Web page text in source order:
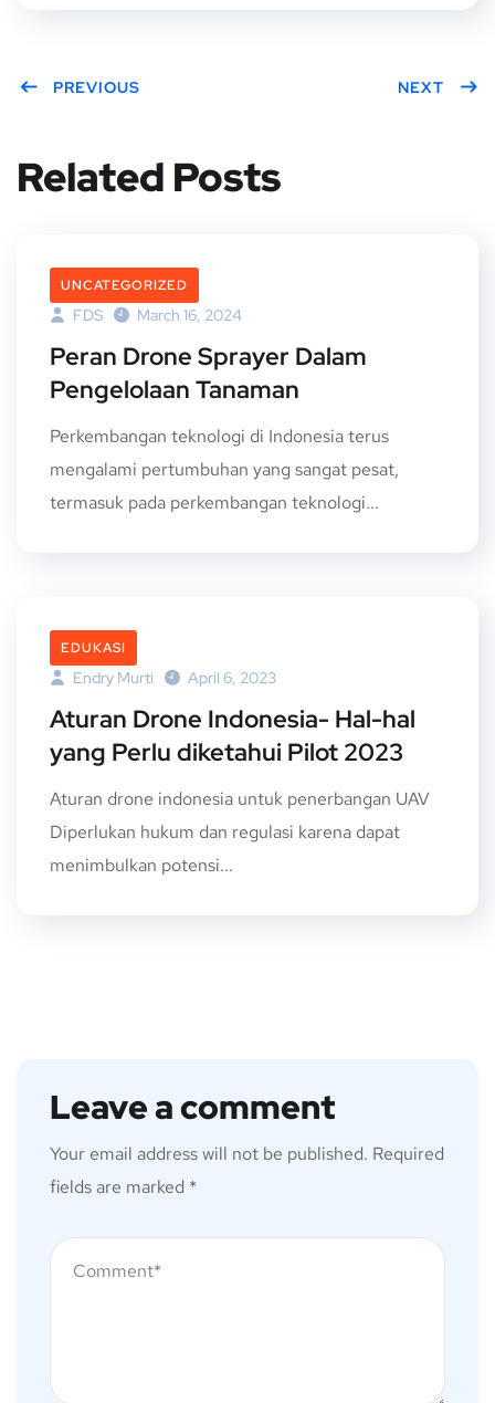
PREVIOUS NEXT
Related Posts
UNCATEGORIZED
FDS March 16, 2024
Peran Drone Sprayer Dalam
Pengelolaan Tanaman
Perkembangan teknologi di Indonesia terus
mengalami pertumbuhan yang sangat pesat,
termasuk pada perkembangan teknologi...
EDUKASI
Endry Murti April 6, 2023
Aturan Drone Indonesia- Hal-hal
yang Perlu diketahui Pilot 2023
Aturan drone indonesia untuk penerbangan UAV
Diperlukan hukum dan regulasi karena dapat
menimbulkan potensi...
Leave a comment
Your email address will not be published. Required
fields are marked *